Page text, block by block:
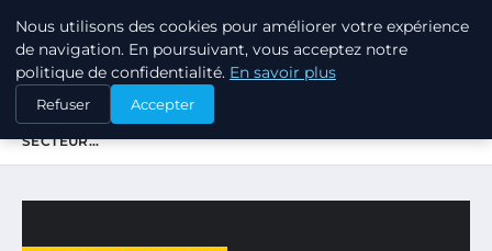
TUEZ-LES TOUS
ACCUEIL
TENDANCES DU MARCHÉ
ENTREPRENDRE DANS LE BRICOLAGE EN 2025 : UN
SECTEUR…
Nous utilisons des cookies pour améliorer votre expérience
de navigation. En poursuivant, vous acceptez notre
politique de confidentialité. En savoir plus
Refuser Accepter